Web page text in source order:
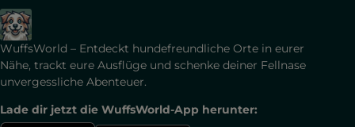
WuffsWorld – Entdeckt hundefreundliche Orte in eurer
Nähe, trackt eure Ausflüge und schenke deiner Fellnase
unvergessliche Abenteuer.
Lade dir jetzt die WuffsWorld-App herunter: